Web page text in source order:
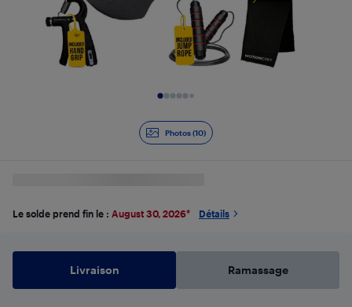
Photos (10)
Le solde prend fin le : August 30, 2026* Détails
Livraison Ramassage